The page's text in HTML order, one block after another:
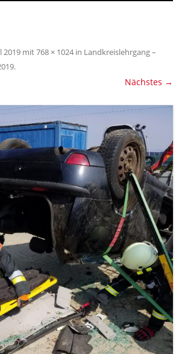
2019 mit768 × 1024 in Landkreislehrgang –
.
Nächstes →